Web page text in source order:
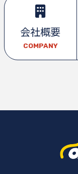
会社概要
COMPANY